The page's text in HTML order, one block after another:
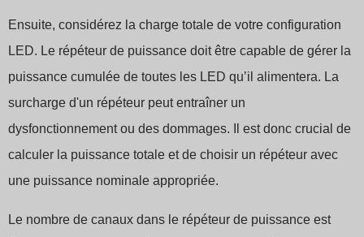
Ensuite, considérez la charge totale de votre configuration
LED. Le répéteur de puissance doit être capable de gérer la
puissance cumulée de toutes les LED qu’il alimentera. La
surcharge d'un répéteur peut entraîner un
dysfonctionnement ou des dommages. Il est donc crucial de
calculer la puissance totale et de choisir un répéteur avec
une puissance nominale appropriée.
Le nombre de canaux dans le répéteur de puissance est